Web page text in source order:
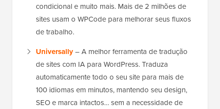
condicional e muito mais. Mais de 2 milhões de
sites usam o WPCode para melhorar seus fluxos
de trabalho.
Universally– A melhor ferramenta de tradução
de sites com IA para WordPress. Traduza
automaticamente todo o seu site para mais de
100 idiomas em minutos, mantendo seu design,
SEO e marca intactos… sem a necessidade de